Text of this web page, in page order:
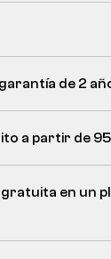
de 2
a partir de
en un